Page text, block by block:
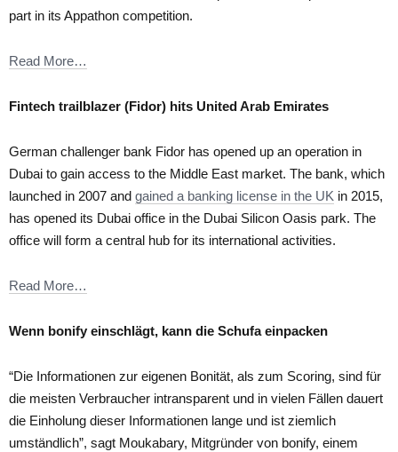
part in its Appathon competition.
Read More…
Fintech trailblazer (Fidor) hits United Arab Emirates
German challenger bank Fidor has opened up an operation in
Dubai to gain access to the Middle East market. The bank, which
launched in 2007 and gained a banking license in the UK in 2015,
has opened its Dubai office in the Dubai Silicon Oasis park. The
office will form a central hub for its international activities.
Read More…
Wenn bonify einschlägt, kann die Schufa einpacken
“Die Informationen zur eigenen Bonität, als zum Scoring, sind für
die meisten Verbraucher intransparent und in vielen Fällen dauert
die Einholung dieser Informationen lange und ist ziemlich
umständlich”, sagt Moukabary, Mitgründer von bonify, einem